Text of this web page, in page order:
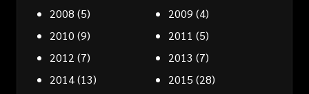
2008 (5) 2009 (4)
2010 (9) 2011 (5)
2012 (7) 2013 (7)
2014(13) 2015 (28)